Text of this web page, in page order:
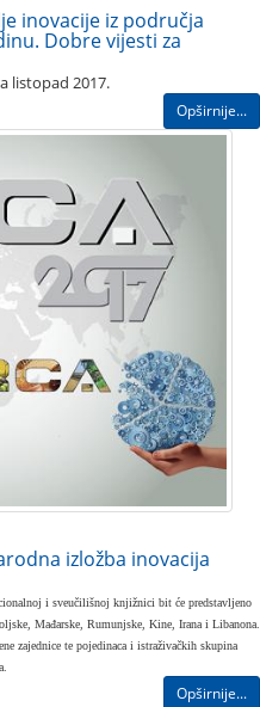
inovacije iz područja
Dobre vijesti za
listopad 2017.
Opširnije...
izložba inovacija
i sveučilišnoj knjižnici bit će predstavljeno
Mađarske, Rumunjske, Kine, Irana i Libanona.
zajednice te pojedinaca i istraživačkih skupina
Opširnije...